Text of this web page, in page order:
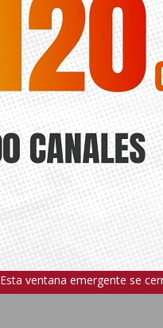
Esta ventana emergente se